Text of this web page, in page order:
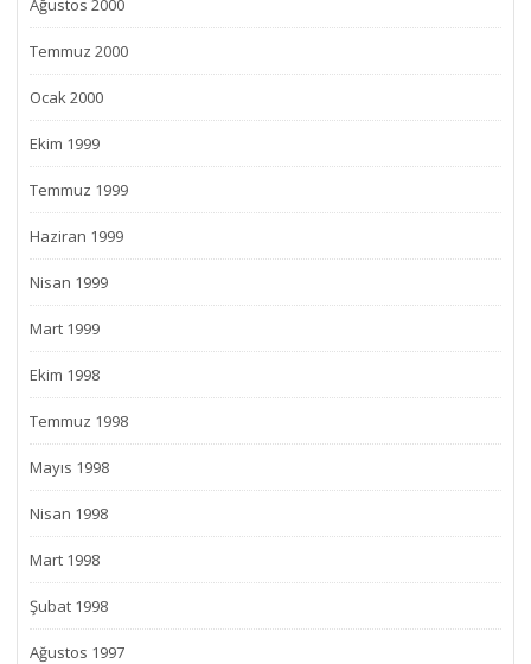
Ağustos 2000
Temmuz 2000
Ocak 2000
Ekim 1999
Temmuz 1999
Haziran 1999
Nisan 1999
Mart 1999
Ekim 1998
Temmuz 1998
Mayıs 1998
Nisan 1998
Mart 1998
Şubat 1998
Ağustos 1997